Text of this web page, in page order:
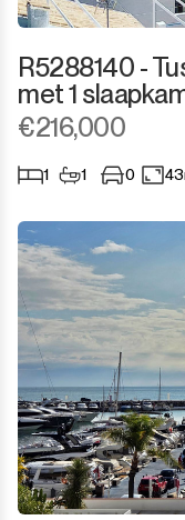
Sotogrande
Sotogrande
Sotogrande
Torreguadiaro
Castellar de la
Jimena de la
Tarifa
R5288140 -
met 1
€216,000
1 1 0